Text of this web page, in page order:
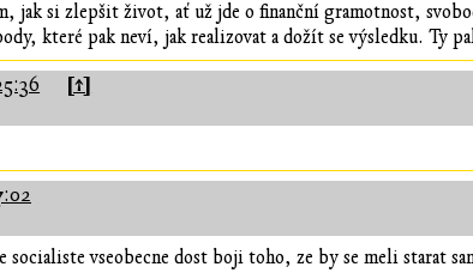
jak si zlepšit život, ať už jde o finanční gramotnost,
které pak neví, jak realizovat a dožít se výsledku. Ty
[↑]
socialiste vseobecne dost boji toho, ze by se meli starat